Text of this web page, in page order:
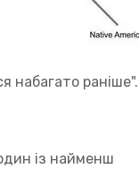
набагато раніше".
із найменш